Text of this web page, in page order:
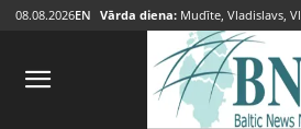
08.08.2026EN Vārda diena: Mudīte, Vladislavs,